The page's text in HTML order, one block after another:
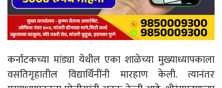
कर्नाटकच्या मांड्या येथील एका शाळेच्या मुख्याध्यापकाला
वसतिगृहातील विद्यार्थिनींनी मारहाण केली. त्यानंतर